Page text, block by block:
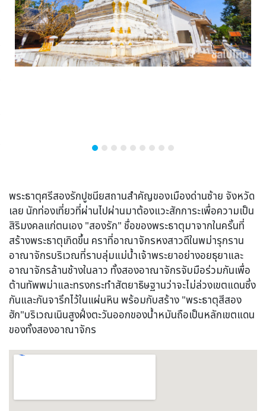
พระธาตุศรีสองรักปูชนียสถานสำคัญของเมืองด่านซ้าย จังหวัด
เลย นักท่องเที่ยวที่ผ่านไปผ่านมาต้องแวะสักการะเพื่อความเป็น
สิริมงคลแก่ตนเอง "สองรัก" ชื่อของพระธาตุมาจากในครั้นที่
สร้างพระธาตุเกิดขึ้น คราที่อาณาจักรหงสาวดีในพม่ารุกราน
อาณาจักรบริเวณที่ราบลุ่มแม่น้ำเจ้าพระยาอย่างอยธุยาและ
อาณาจักรล้านช้างในลาว ทั้งสองอาณาจักรจับมือร่วมกันเพื่อ
ต้านทัพพม่าและทรงกระทำสัตยาธิษฐานว่าจะไม่ล่วงเขตแดนซึ่ง
กันและกันจารึกไว้ในแผ่นหิน พร้อมกับสร้าง "พระธาตุสีสอง
ฮัก"บริเวณเนินสูงฝั่งตะวันออกของน้ำหมันถือเป็นหลักเขตแดน
ของทั้งสองอาณาจักร